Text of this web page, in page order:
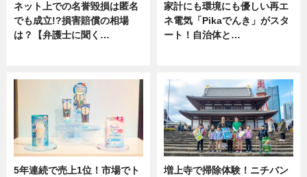
ネット上での名誉毀損は匿名
でも成立!?損害賠償の相場
は？【弁護士に聞く…
家計にも環境にも優しい再エ
ネ電気「Pikaでんき」がスタ
ート！自治体と…
5年連続で売上1位！市場でト
増上寺で掃除体験！ニチバン